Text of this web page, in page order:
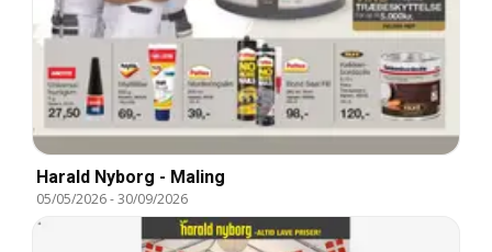
Harald Nyborg - Maling
05/05/2026-30/09/2026